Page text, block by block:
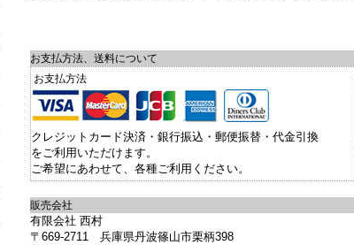
お支払方法、送料について
お支払方法
クレジットカード決済・銀行振込・郵便振替・代金引換
をご利用いただけます。
ご希望にあわせて、各種ご利用ください。
販売会社
有限会社 西村
〒669-2711 兵庫県丹波篠山市栗柄398